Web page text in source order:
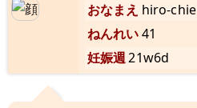
おなまえ hiro-chie
ねんれい41
妊娠週21w6d